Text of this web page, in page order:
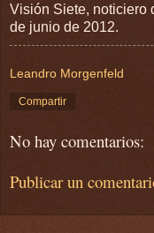
Visión Siete, noticiero
de junio de 2012.
Leandro Morgenfeld
Compartir
No hay comentarios:
Publicar un